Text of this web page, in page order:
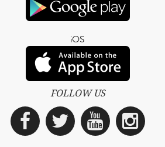
iOS
FOLLOW US
Facebook
Twitter